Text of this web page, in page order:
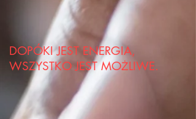
DOPÓKI JEST ENERGIA,
WSZYSTKO JEST MOŻLIWE.